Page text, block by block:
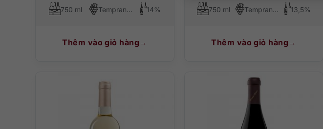
750 ml Tempranillo 14%
Thêm vào giỏ hàng
750 ml Tempranillo 13,5%
Thêm vào giỏ hàng